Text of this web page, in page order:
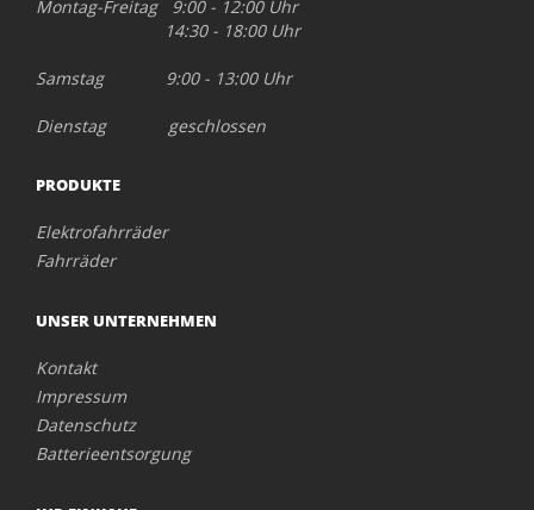
Montag-Freitag 9:00 - 12:00 Uhr
14:30 - 18:00 Uhr
Samstag 9:00 - 13:00 Uhr
Dienstag geschlossen
PRODUKTE
Elektrofahrräder
Fahrräder
UNSER UNTERNEHMEN
Kontakt
Impressum
Datenschutz
Batterieentsorgung